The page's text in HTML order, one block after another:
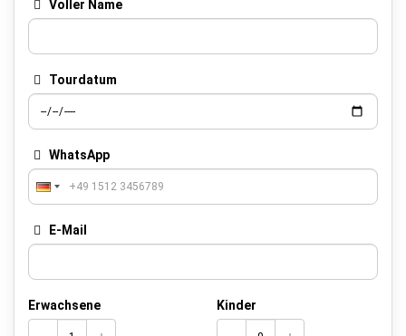
Voller Name
Tourdatum
WhatsApp
E-Mail
Erwachsene Kinder